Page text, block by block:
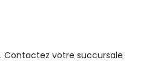
Contactez votre succursale